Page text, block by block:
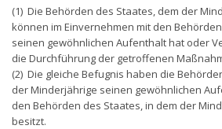
(1) Die Behörden des Staates, dem der
können im Einvernehmen mit den
seinen gewöhnlichen Aufenthalt hat oder
die Durchführung der getroffenen
(2) Die gleiche Befugnis haben die
der Minderjährige seinen gewöhnlichen
den Behörden des Staates, in dem der
besitzt.